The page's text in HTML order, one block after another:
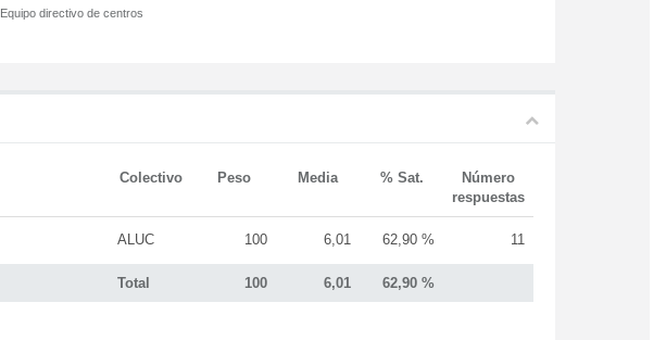
Equipo directivo de centros
Colectivo Peso Media % Sat.
Número
respuestas
Total 100 6,01 62,90 %
ALUC 100 6,01 62,90 % 11